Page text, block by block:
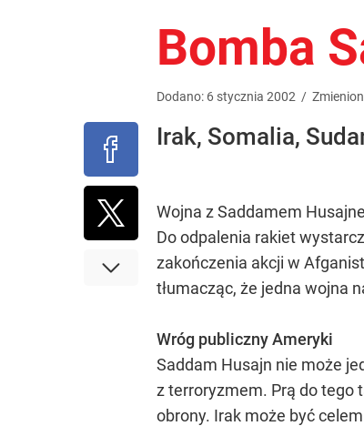
Bomba
Dodano: 6 stycznia 2002 /
Irak, Somalia,
Wojna z Saddamem
Do odpalenia rakiet
zakończenia akcji w
tłumacząc, że jedna wojna
Wróg publiczny Ameryki
Saddam Husajn nie może
z terroryzmem. Prą do tego
obrony. Irak może być